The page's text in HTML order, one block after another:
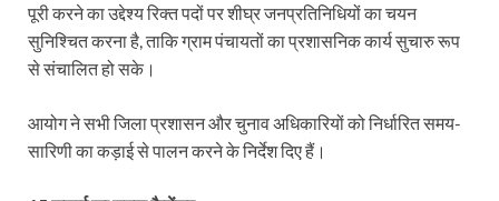
पूरी करने का उद्देश्य रिक्त पदों पर शीघ्र जनप्रतिनिधियों का चयन
सुनिश्चित करना है, ताकि ग्राम पंचायतों का प्रशासनिक कार्य सुचारु रूप
से संचालित हो सके।
आयोग ने सभी जिला प्रशासन और चुनाव अधिकारियों को निर्धारित समय-
सारिणी का कड़ाई से पालन करने के निर्देश दिए हैं।